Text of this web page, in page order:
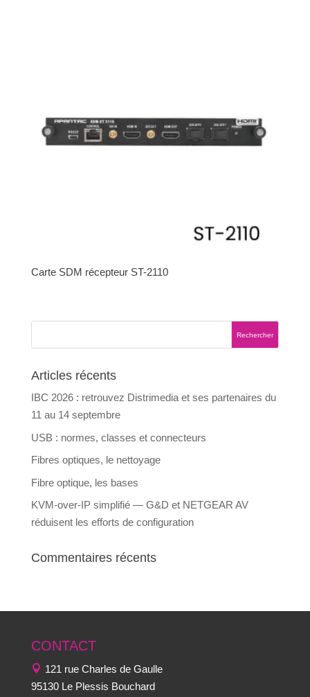
Carte SDM récepteur ST-2110
Articles récents
IBC 2026 : retrouvez Distrimedia et ses partenaires du
11 au 14 septembre
USB : normes, classes et connecteurs
Fibres optiques, le nettoyage
Fibre optique, les bases
KVM-over-IP simplifié — G&D et NETGEAR AV
réduisent les efforts de configuration
Commentaires récents
CONTACT
121 rue Charles de Gaulle
95130 Le Plessis Bouchard